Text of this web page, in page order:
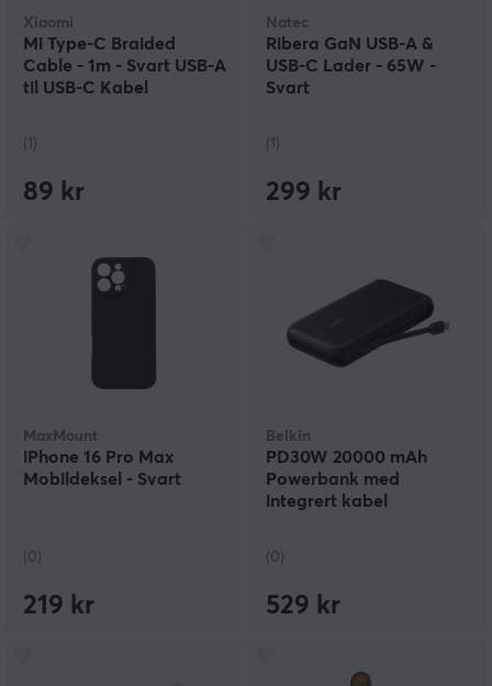
Xiaomi
Mi Type-C Braided
Cable - 1m - Svart USB-A
til USB-C Kabel
(1)
89 kr
Natec
Ribera GaN USB-A &
USB-C Lader - 65W -
Svart
(1)
299 kr
MaxMount
iPhone 16 Pro Max
Mobildeksel - Svart
(0)
219 kr
Belkin
PD30W 20000 mAh
Powerbank med
integrert kabel
(0)
529 kr